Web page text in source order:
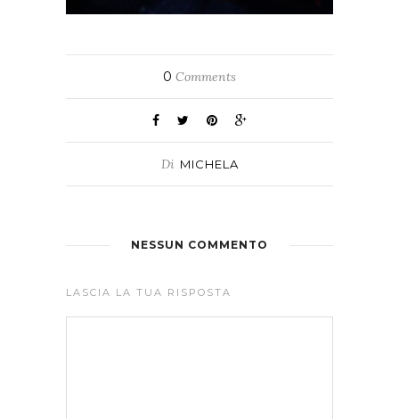
0 Comments
Di MICHELA
NESSUN COMMENTO
LASCIA LA TUA RISPOSTA